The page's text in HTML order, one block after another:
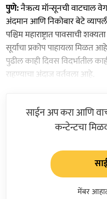
पुणे:नैऋत्य मॉन्सूनची वाटचाल
अंदमान आणि निकोबार बेटे
पश्चिम महाराष्ट्रात पावसाची
सूर्याचा प्रकोप पाहायला मिळत
पुढील काही दिवस विदर्भातील
राहण्याचा अंदाज वर्तवला आहे.
साईन अप करा आणि
कन्टेन्टचा
मेंबर